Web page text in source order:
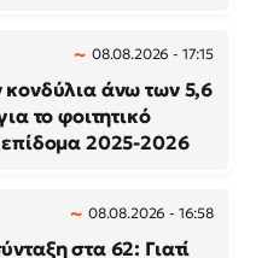
08.08.2026 - 17:15
κονδύλια άνω των 5,6
το φοιτητικό
επίδομα 2025-2026
08.08.2026 - 16:58
στα 62: Γιατί